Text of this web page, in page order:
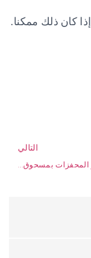
إذا كان ذلك ممكنا.
التالي
بحث وتطوير المحفزات بمسحوق Pural SB والزيوليت الجزيئي